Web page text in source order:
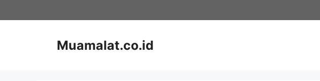
to
Muamalat.co.id